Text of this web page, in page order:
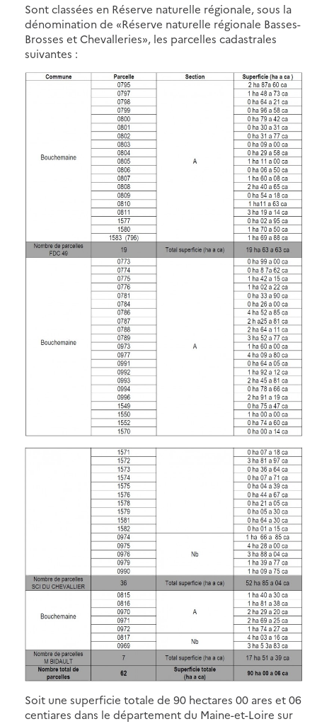
Sont classées en Réserve naturelle régionale, sous la
dénomination de «Réserve naturelle régionale Basses-
Brosses et Chevalleries», les parcelles cadastrales
suivantes :
Soit une superficie totale de 90 hectares 00 ares et 06
centiares dans le département du Maine-et-Loire sur